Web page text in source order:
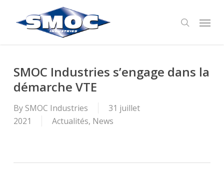
search
Menu
SMOC Industries s’engage dans la
démarche VTE
By SMOC Industries
31 juillet
2021
Actualités, News